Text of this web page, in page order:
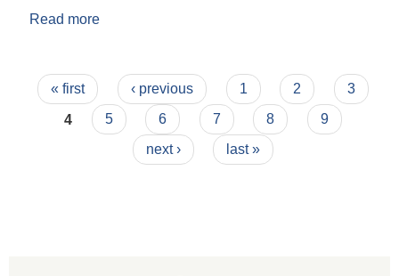
Read more
Pages
« first ‹ previous 1 2
3
4
5 6 7 8
9
next ›
last »